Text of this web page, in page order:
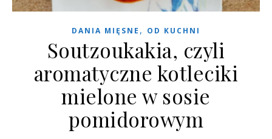
DANIA MIĘSNE , OD KUCHNI
Soutzoukakia, czyli
aromatyczne kotleciki
mielone w sosie
pomidorowym